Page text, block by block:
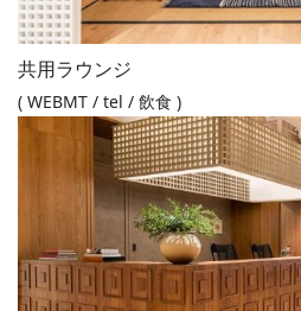
共用ラウンジ
( WEBMT / tel / 飲食 )